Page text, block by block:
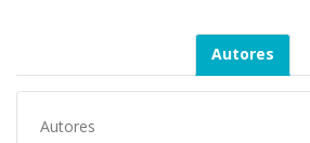
Autores
Autores